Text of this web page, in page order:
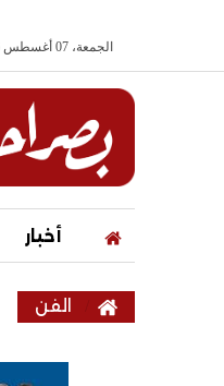
الجمعة، 07 أغسطس 2026
أخبار
الفن